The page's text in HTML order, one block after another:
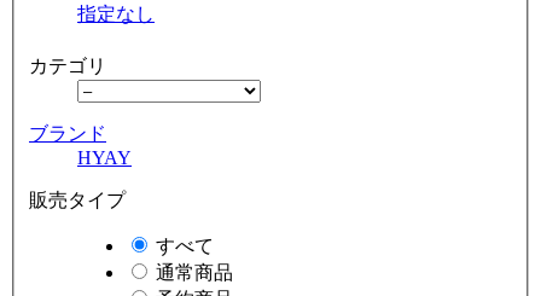
指定なし
カテゴリ
ブランド
HYAY
販売タイプ
すべて
通常商品